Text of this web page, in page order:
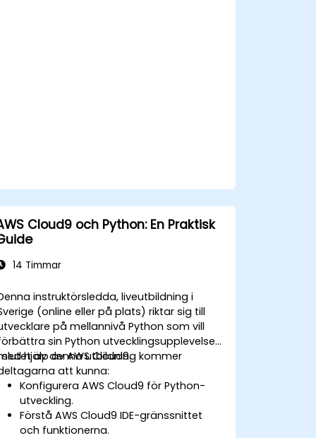
Cloud9 och Python: En Praktisk
14 Timmar
instruktörsledda, liveutbildning i
(online eller på plats) riktar sig till
på mellannivå Python som vill
sin Python utvecklingsupplevelse
hjälp av AWS Cloud9.
slutet av denna utbildning kommer
att kunna:
Konfigurera AWS Cloud9 för Python-
utveckling.
Förstå AWS Cloud9 IDE-gränssnittet
och funktionerna.